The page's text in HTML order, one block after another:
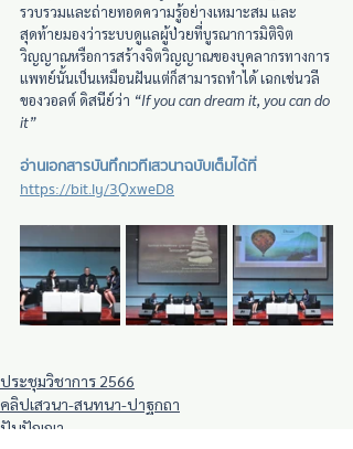
รวบรวมและถ่ายทอดความรู้อย่างเหมาะสม และ
สุดท้ายมองว่าระบบดูแลผู้ป่วยที่บูรณาการมิติจิต
วิญญาณหรือการสร้างจิตวิญญาณของบุคลากรทางการ
แพทย์นั้นเป็นเหมือนฝันแต่ก็สามารถทำได้ เฉกเช่นวลี
ของวอลต์ ดิสนีย์ว่า “If you can dream it, you can do
it”
อ่านเอกสารบันทึกเวทีเสวนาฉบับเต็มได้ที่
https://bit.ly/3QxweD8
ประชุมวิชาการ 2566
คลิปเสวนา-สนทนา-ปาฐกถา
ปันปัญญา